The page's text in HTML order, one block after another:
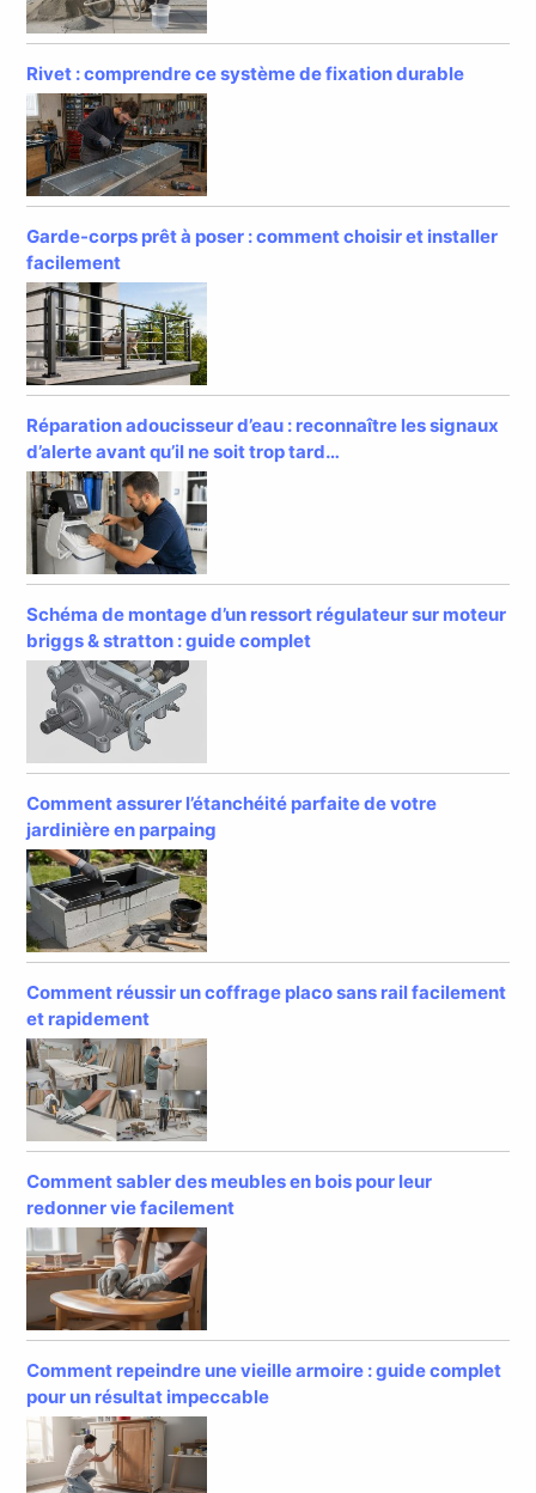
Rivet : comprendre ce système de fixation durable
Garde-corps prêt à poser : comment choisir et installer
facilement
Réparation adoucisseur d’eau : reconnaître les signaux
d’alerte avant qu’il ne soit trop tard…
Schéma de montage d’un ressort régulateur sur moteur
briggs & stratton : guide complet
Comment assurer l’étanchéité parfaite de votre
jardinière en parpaing
Comment réussir un coffrage placo sans rail facilement
et rapidement
Comment sabler des meubles en bois pour leur
redonner vie facilement
Comment repeindre une vieille armoire : guide complet
pour un résultat impeccable